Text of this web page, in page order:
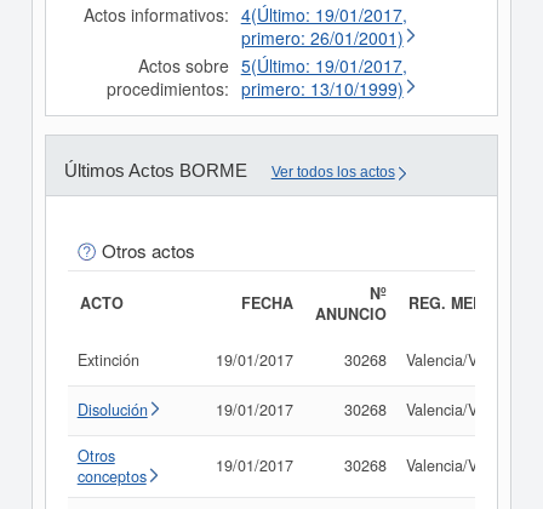
Actos informativos: 4(Último: 19/01/2017,
primero: 26/01/2001)
Actos sobre
procedimientos:
5(Último: 19/01/2017,
primero: 13/10/1999)
Últimos Actos BORME Ver todos los actos
Otros actos
ACTO FECHA
Nº
ANUNCIO
REG. MERC.
Extinción 19/01/2017 30268 Valencia/València
Disolución 19/01/2017 30268 Valencia/València
Otros
conceptos
19/01/2017 30268 Valencia/València